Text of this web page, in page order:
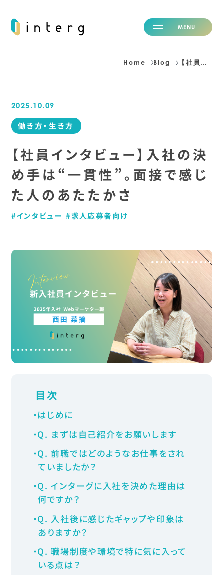
MENU
Iden
Service
N ew s
Blog ブログ
Career 採用情報
Comp any 会社情報
IR 投資家情報
ac
Follow Us
〒106-0032
東京都港区六本木6-2-5
Bizflex六本木8F
TEL 03-6435-0595
Home Blog 【社員インタビュー】入社の決め手は“一貫性”。面接で感じた人のあたたかさ
2025.10.09
働き方・生き方
【社員インタビュー】入社の決
め手は“一貫性”。面接で感じ
た人のあたたかさ
インタビュー 求人応募者向け
目次
はじめに
Q. まずは自己紹介をお願いします
Q. 前職ではどのようなお仕事をされ
ていましたか？
Q. インターグに入社を決めた理由は
何ですか？
Q. 入社後に感じたギャップや印象は
ありますか？
Q. 職場制度や環境で特に気に入って
いる点は？